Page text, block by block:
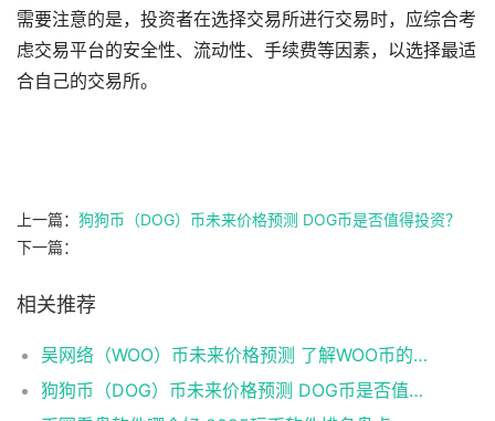
需要注意的是，投资者在选择交易所进行交易时，应综合考
虑交易平台的安全性、流动性、手续费等因素，以选择最适
合自己的交易所。
上一篇： 狗狗币（DOG）币未来价格预测 DOG币是否值得投资？
下一篇：
相关推荐
吴网络（WOO）币未来价格预测 了解WOO币的潜力与前景如何？
狗狗币（DOG）币未来价格预测 DOG币是否值得投资？